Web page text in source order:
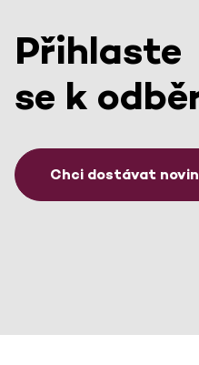
Přihlaste
se k
Chci dostávat